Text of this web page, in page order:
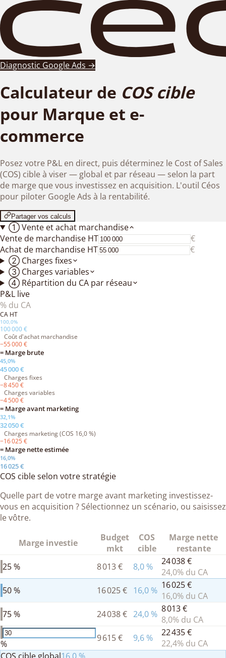
Diagnostic Google Ads →
Calculateur de COS cible
pour Marque et e-
commerce
Posez votre P&L en direct, puis déterminez le Cost of Sales
(COS) cible à viser — global et par réseau — selon la part
de marge que vous investissez en acquisition. L'outil Céos
pour piloter Google Ads à la rentabilité.
Partager vos calculs
① Vente et achat marchandise
Vente de marchandise HT
€
Achat de marchandise HT
€
② Charges fixes
③ Charges variables
④ Répartition du CA par réseau
P&L live
% du CA
CA HT
100,0%
100 000 €
Coût d'achat marchandise
−55 000 €
= Marge brute
45,0%
45 000 €
Charges fixes
−8 450 €
Charges variables
−4 500 €
= Marge avant marketing
32,1%
32 050 €
Charges marketing (COS 16,0 %)
−16 025 €
= Marge nette estimée
16,0%
16 025 €
COS cible selon votre stratégie
Quelle part de votre marge avant marketing investissez-
vous en acquisition ? Sélectionnez un scénario, ou saisissez
le vôtre.
Marge investie
Budget
mkt
COS
cible
Marge nette
restante
25 %
8 013 € 8,0%
24 038 €
24,0% du CA
50 %
16 025 € 16,0 % 16 025 €
16,0% du CA
75 %
24 038 € 24,0% 8 013 €
8,0% du CA
%
9 615 € 9,6%
22 435 €
22,4% du CA